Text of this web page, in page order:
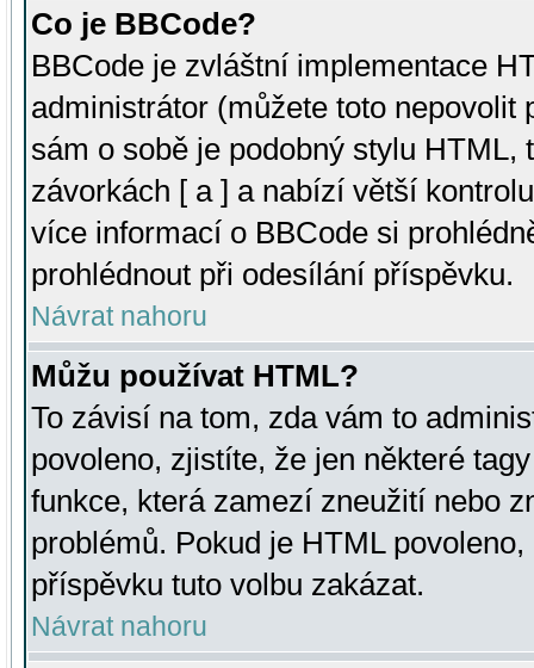
Co je BBCode?
BBCode je zvláštní implementace
administrátor (můžete toto
sám o sobě je podobný stylu HTML,
závorkách [ a ] a nabízí větší
více informací o BBCode si
prohlédnout při odesílání příspěvku.
Návrat nahoru
Můžu používat HTML?
To závisí na tom, zda vám to
povoleno, zjistíte, že jen některé
funkce, která zamezí zneužití nebo
problémů. Pokud je HTML
příspěvku tuto volbu zakázat.
Návrat nahoru